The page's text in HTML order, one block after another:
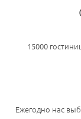
15000
Ежегодно нас